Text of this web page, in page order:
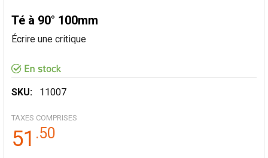
Té à 90° 100mm
Écrire une critique
SKU: 11007
TAXES COMPRISES
51 .50